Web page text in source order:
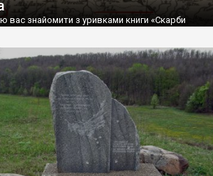
вас знайомити з уривками книги «Скарби
відомих причин. Але обов’язково має дійти до
(в т.ч. поза Україною), бо пояснює
війни. Наприклад, ця мапа Московії цікава не
в лівому нижньому куті, знаходимо сусідів
Литву і Польщу. […]